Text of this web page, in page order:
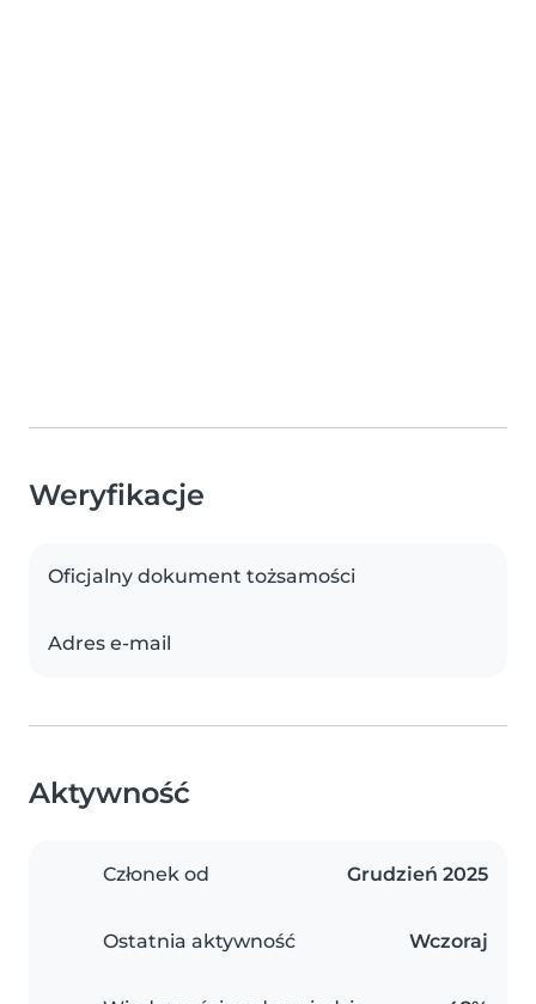
Weryfikacje
Oficjalny dokument tożsamości
Adres e-mail
Aktywność
Członek od Grudzień 2025
Ostatnia aktywność Wczoraj